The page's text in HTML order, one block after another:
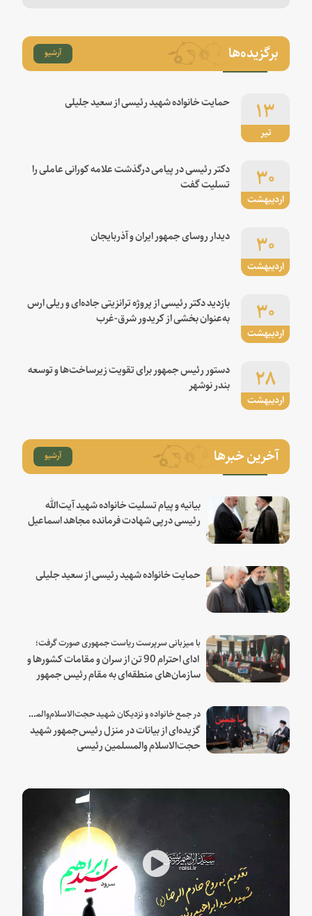
برگزیده‌ها آرشیو
تیر
۱۳ حمایت خانواده شهید رئیسی از سعید جلیلی
اردیبهشت
۳۰
دکتر رئیسی در پیامی درگذشت علامه کورانی عاملی را
تسلیت گفت
اردیبهشت
۳۰ دیدار روسای جمهور ایران و آذربایجان
اردیبهشت
۳۰
بازدید دکتر رئیسی از پروژه ترانزیتی جاده‌ای و ریلی ارس
به‌عنوان بخشی از کریدور شرق-غرب
اردیبهشت
۲۸
دستور رئیس جمهور برای تقویت زیرساخت‌ها و توسعه
بندر نوشهر
آخرین خبرها آرشیو
بیانیه و پیام تسلیت خانواده شهید آیت‌الله
رئیسی درپی شهادت فرمانده مجاهد اسماعیل
حمایت خانواده شهید رئیسی از سعید جلیلی
با میزبانی سرپرست ریاست جمهوری صورت گرفت؛
ادای احترام 90 تن از سران و مقامات کشورها و
سازمان‌های منطقه‌ای به مقام رئیس جمهور
در جمع خانواده و نزدیکان شهید حجت‌الاسلام‌والمسلمین رئیسی:
گزیده‌ای از بیانات در منزل رئیس‌جمهور شهید
حجت‌الاسلام والمسلمین رئیسی
Play